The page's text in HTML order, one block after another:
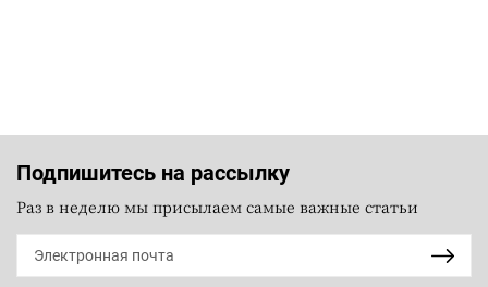
Подпишитесь на рассылку
Раз в неделю мы присылаем самые важные статьи